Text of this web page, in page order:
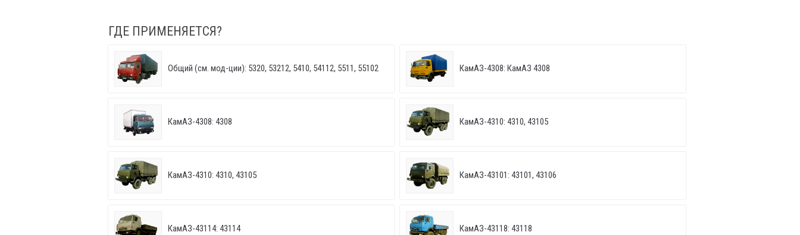
ГДЕ ПРИМЕНЯЕТСЯ?
Общий (см. мод-ции): 5320, 53212, 5410, 54112, 5511, 55102 КамАЗ-4308: КамАЗ 4308
КамАЗ-4308: 4308 КамАЗ-4310: 4310, 43105
КамАЗ-4310: 4310, 43105 КамАЗ-43101: 43101, 43106
КамАЗ-43114: 43114 КамАЗ-43118: 43118